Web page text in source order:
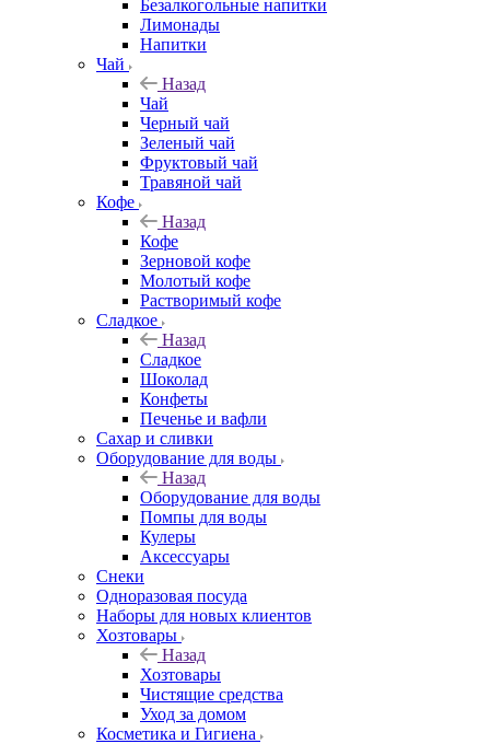
Безалкогольные напитки
Лимонады
Напитки
Чай
Назад
Чай
Черный чай
Зеленый чай
Фруктовый чай
Травяной чай
Кофе
Назад
Кофе
Зерновой кофе
Молотый кофе
Растворимый кофе
Сладкое
Назад
Сладкое
Шоколад
Конфеты
Печенье и вафли
Сахар и сливки
Оборудование для воды
Назад
Оборудование для воды
Помпы для воды
Кулеры
Аксессуары
Снеки
Одноразовая посуда
Наборы для новых клиентов
Хозтовары
Назад
Хозтовары
Чистящие средства
Уход за домом
Косметика и Гигиена